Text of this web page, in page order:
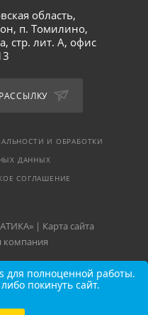
область,
п. Томилино,
стр. лит. А, офис
И ОБРАБОТКИ
ДАННЫХ
СОГЛАШЕНИЕ
| Карта сайта
для полноценной работы.
покинуть сайт.